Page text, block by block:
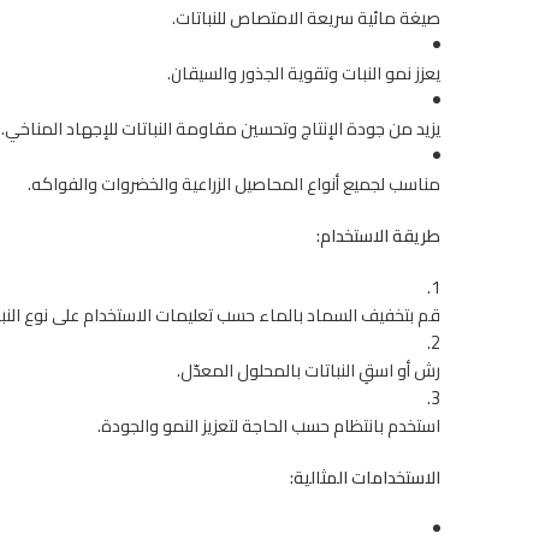
صيغة مائية سريعة الامتصاص للنباتات.
يعزز نمو النبات وتقوية الجذور والسيقان.
يزيد من جودة الإنتاج وتحسين مقاومة النباتات للإجهاد المناخي.
مناسب لجميع أنواع المحاصيل الزراعية والخضروات والفواكه.
طريقة الاستخدام:
قم بتخفيف السماد بالماء حسب تعليمات الاستخدام على نوع
رش أو اسقِ النباتات بالمحلول المعدّل.
استخدم بانتظام حسب الحاجة لتعزيز النمو والجودة.
الاستخدامات المثالية: